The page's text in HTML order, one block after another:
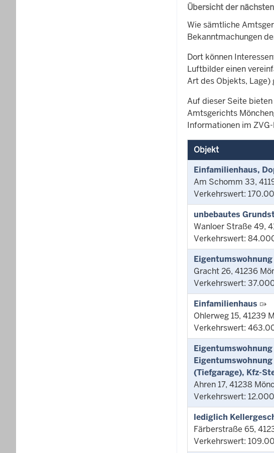
Übersicht der
Wie sämtliche
Bekanntmachungen
Dort können
Luftbilder einen
Art des Objekts, Lage)
Auf dieser Seite
Amtsgerichts
Informationen im
Objekt
Einfamilienhaus,
Am Schomm 33,
Verkehrswert:
unbebautes
Wanloer Straße 49,
Verkehrswert:
Gracht 26, 41236
Verkehrswert:
Einfamilienhaus
Ohlerweg 15, 41239
Verkehrswert:
(Tiefgarage), Kfz-
Ahren 17, 41238
Verkehrswert:
lediglich
Färberstraße 65,
Verkehrswert: